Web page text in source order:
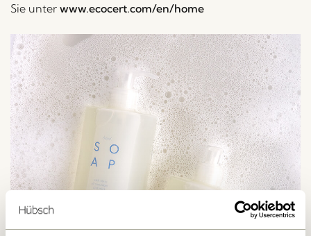
Sie unter www.ecocert.com/en/home